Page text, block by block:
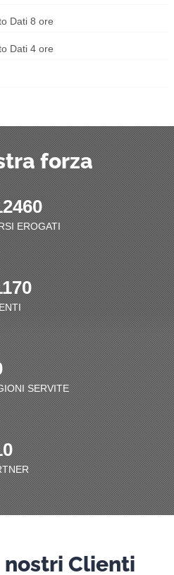
Dati 8 ore
Dati 4 ore
forza
EROGATI
SERVITE
Clienti